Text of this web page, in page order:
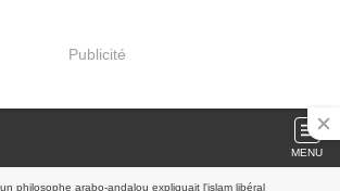
Publicité
MENU
philosophe arabo-andalou expliquait l'islam libéral